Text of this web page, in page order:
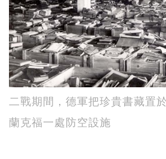
二戰期間，德軍把珍貴書藏置
蘭克福一處防空設施